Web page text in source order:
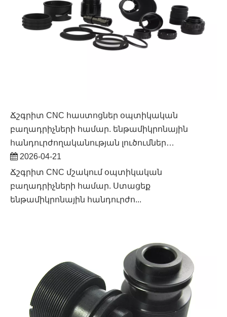
Ճշգրիտ CNC հաստոցներ օպտիկական
բաղադրիչների համար. ենթամիկրոնային
հանդուրժողականության լուծումներ
առաքելության կարևոր համակարգերի համար
2026-04-21
Ճշգրիտ CNC մշակում օպտիկական
բաղադրիչների համար. Ստացեք
ենթամիկրոնային հանդուրժո...